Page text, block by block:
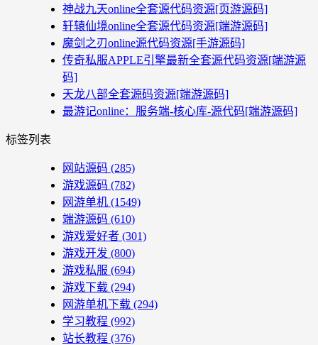
神战九天online全套源代码资源[页游源码]
轩辕仙境online全套源代码资源[端游源码]
魔剑之刃online源代码资源[手游源码]
传奇私服APPLE引擎最新全套源代码资源[端游源
码]
天龙八部全套源码资源[端游源码]
最游记online：服务端-核心库-源代码[端游源码]
标签列表
网站源码 (285)
游戏源码 (782)
网游单机 (1549)
端游源码 (610)
游戏爱好者 (301)
游戏开发 (800)
游戏私服 (694)
游戏下载 (294)
网游单机下载 (294)
学习教程 (992)
站长教程 (376)